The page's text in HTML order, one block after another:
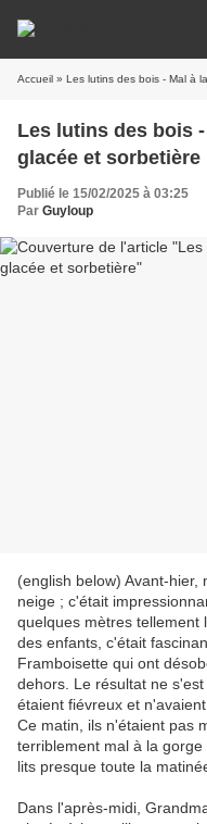
Accueil » Les lutins des bois - Mal à
Les lutins des bois
glacée et sorbetière
Publié le 15/02/2025 à 03:25
Par Guyloup
(english below) Avant-
neige ; c'était
quelques mètres tellement
des enfants, c'était
Framboisette qui ont
dehors. Le résultat ne
étaient fiévreux et n'avaient
Ce matin, ils n'étaient pas
terriblement mal à la
lits presque toute la
Dans l'après-midi,